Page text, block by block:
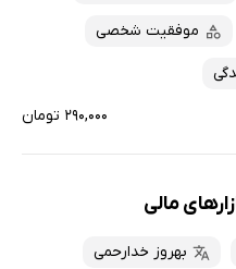
موفقیت شخصی
۲۹۰,۰۰۰ تومان
مالی
بهروز خدارحمی